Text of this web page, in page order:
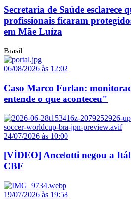
Secretaria de Saúde esclarece
profissionais ficaram
em Mãe Luíza
Brasil
06/08/2026 às 12:02
Caso Marco Furlan:
entende o que aconteceu"
24/07/2026 às 10:00
[VÍDEO] Ancelotti negou a
CBF
19/07/2026 às 19:58